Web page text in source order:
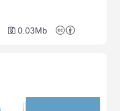
0.03Mb